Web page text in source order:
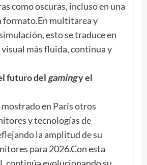
como oscuras, incluso en una
formato.En multitarea y
esto se traduce en
más fluida, continua y
futuro del gamingy el
en París otros
y tecnologías de
la amplitud de su
para 2026.Con esta